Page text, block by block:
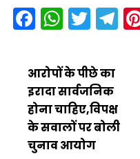
Facebook
आरोपों के पीछे का
इरादा सार्वजनिक
होना चाहिए,विपक्ष
के सवालों पर बोली
चुनाव आयोग